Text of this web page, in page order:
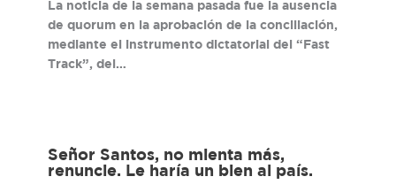
La noticia de la semana pasada fue la ausencia
de quorum en la aprobación de la conciliación,
mediante el instrumento dictatorial del “Fast
Track”, del…
Señor Santos, no mienta más,
renuncie. Le haría un bien al país.